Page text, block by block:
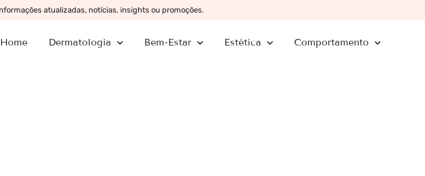
atualizadas, notícias, insights ou promoções.
Home Dermatologia Bem-Estar Estética Comportamento